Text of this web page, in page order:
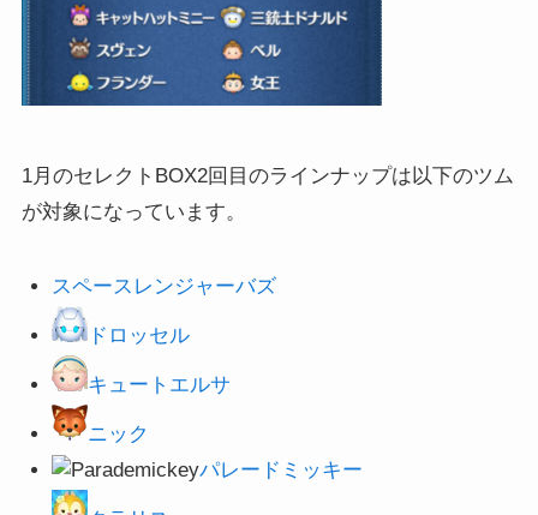
1月のセレクトBOX2回目のラインナップは以下のツム
が対象になっています。
スペースレンジャーバズ
ドロッセル
キュートエルサ
ニック
パレードミッキー